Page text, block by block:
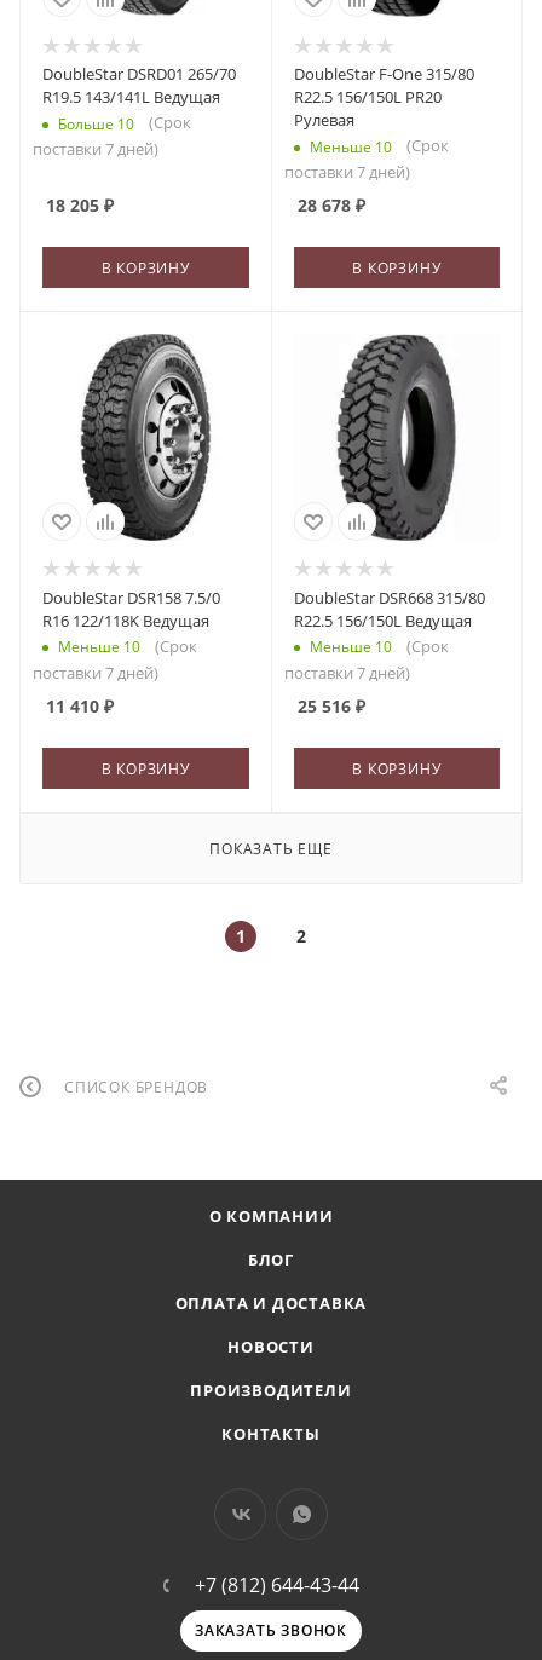
DoubleStar DSRD01 265/70
R19.5 143/141L Ведущая
Больше 10
(Срок
поставки 7 дней)
18 205 ₽
В КОРЗИНУ
DoubleStar F-One 315/80
R22.5 156/150L PR20
Рулевая
Меньше 10
(Срок
поставки 7 дней)
28 678₽
В КОРЗИНУ
DoubleStar DSR158 7.5/0
R16 122/118K Ведущая
Меньше 10
(Срок
поставки 7 дней)
11 410 ₽
В КОРЗИНУ
DoubleStar DSR668 315/80
R22.5 156/150L Ведущая
Меньше 10
(Срок
поставки 7 дней)
25 516₽
В КОРЗИНУ
ПОКАЗАТЬ ЕЩЕ
1 2
СПИСОК БРЕНДОВ
О КОМПАНИИ
БЛОГ
ОПЛАТА И ДОСТАВКА
НОВОСТИ
ПРОИЗВОДИТЕЛИ
КОНТАКТЫ
+7 (812) 644-43-44
ЗАКАЗАТЬ ЗВОНОК